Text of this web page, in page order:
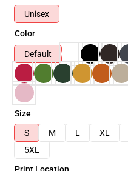
Unisex
Color
Default
Size
S
M L XL
5XL